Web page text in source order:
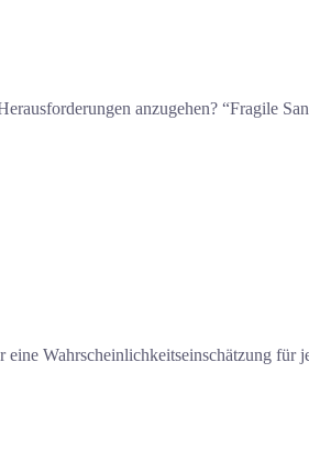
anzugehen? “Fragile
Wahrscheinlichkeitseinschätzung für